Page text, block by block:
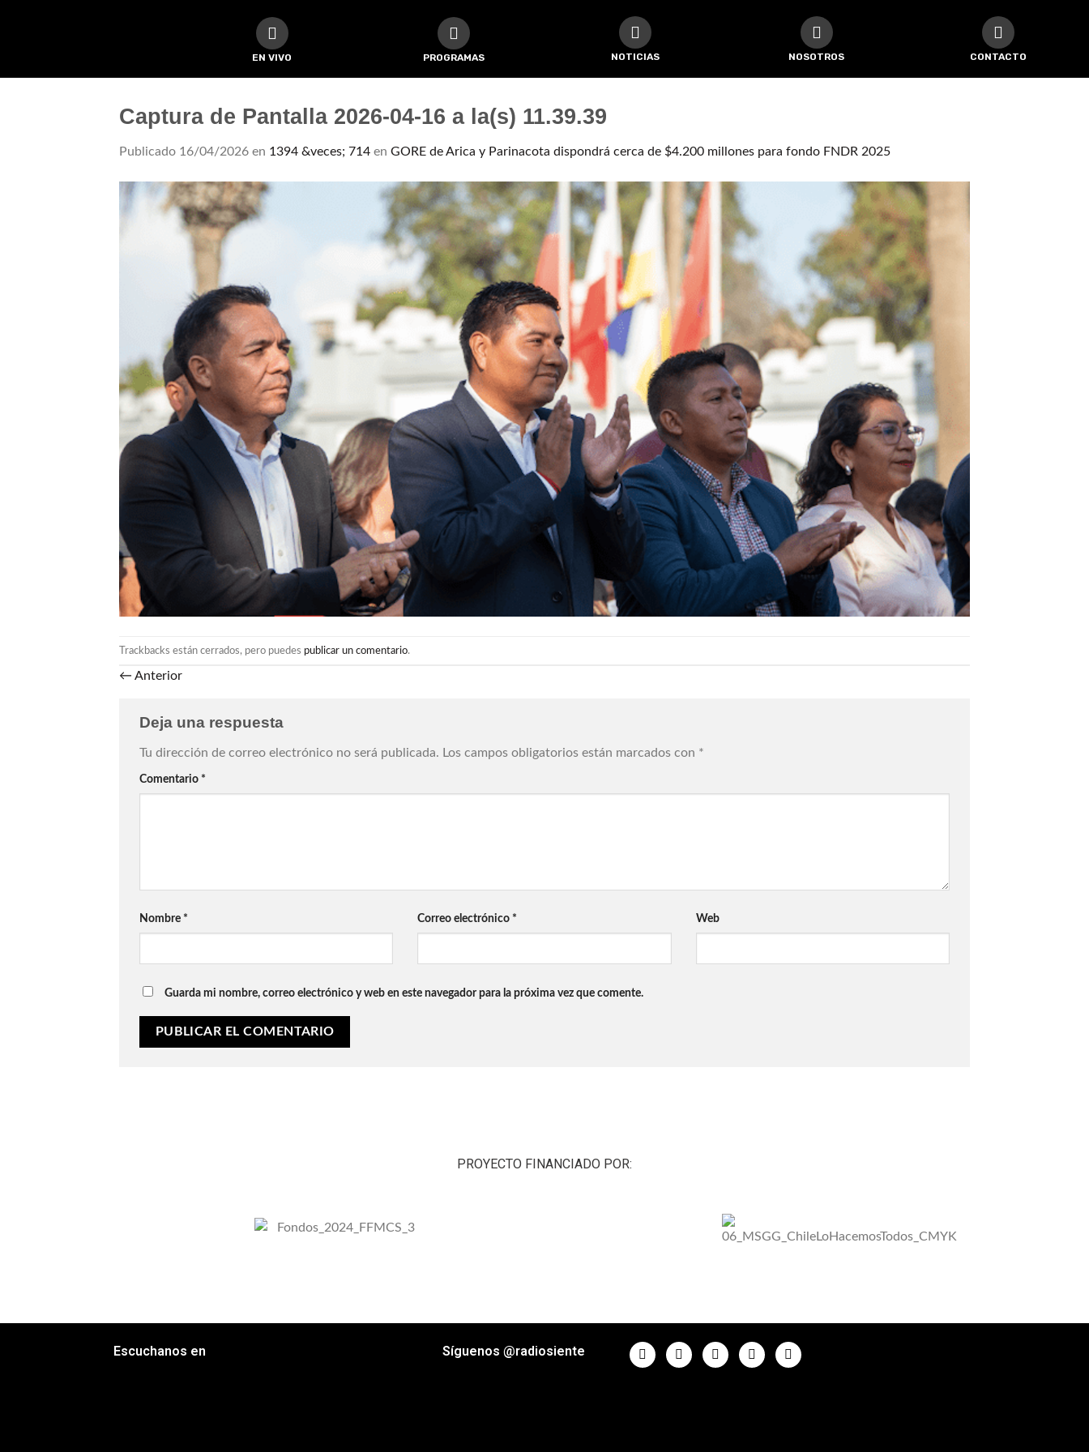
EN VIVO PROGRAMAS NOTICIAS NOSOTROS CONTACTO
Captura de Pantalla 2026-04-16 a la(s) 11.39.39
Publicado 16/04/2026 en 1394 &veces; 714 en GORE de Arica y Parinacota dispondrá cerca de $4.200 millones para fondo FNDR 2025
Trackbacks están cerrados, pero puedes publicar un comentario.
← Anterior
Deja una respuesta
Tu dirección de correo electrónico no será publicada. Los campos obligatorios están marcados con *
Comentario *
Nombre * Correo electrónico * Web
Guarda mi nombre, correo electrónico y web en este navegador para la próxima vez que comente.
PROYECTO FINANCIADO POR:
Escuchanos en Síguenos @radiosiente